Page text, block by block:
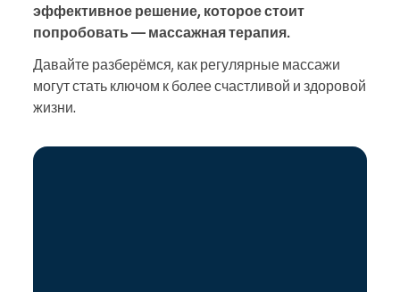
эффективное решение, которое стоит
попробовать — массажная терапия.
Давайте разберёмся, как регулярные массажи
могут стать ключом к более счастливой и здоровой
жизни.